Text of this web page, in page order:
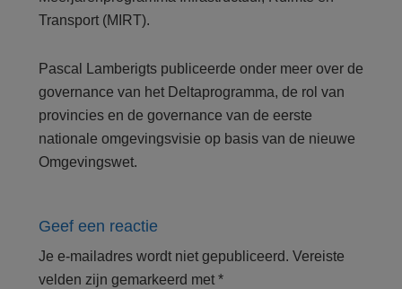
Transport (MIRT).
Pascal Lamberigts publiceerde onder meer over de
governance van het Deltaprogramma, de rol van
provincies en de governance van de eerste
nationale omgevingsvisie op basis van de nieuwe
Omgevingswet.
Geef een reactie
Je e-mailadres wordt niet gepubliceerd. Vereiste
velden zijn gemarkeerd met *